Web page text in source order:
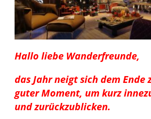
Hallo liebe Wanderfreunde,
das Jahr neigt sich dem Ende
guter Moment, um kurz
und zurückzublicken.